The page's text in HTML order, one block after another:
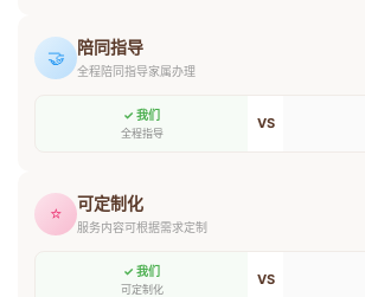
🤝 陪同指导
全程陪同指导家属办理
✓ 我们
全程指导
VS
⭐ 可定制化
服务内容可根据需求定制
✓ 我们
可定制化
VS